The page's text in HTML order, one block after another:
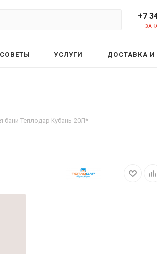
+7
УСЛУГИ ДОСТАВКА И
бани Теплодар Кубань-20Л*